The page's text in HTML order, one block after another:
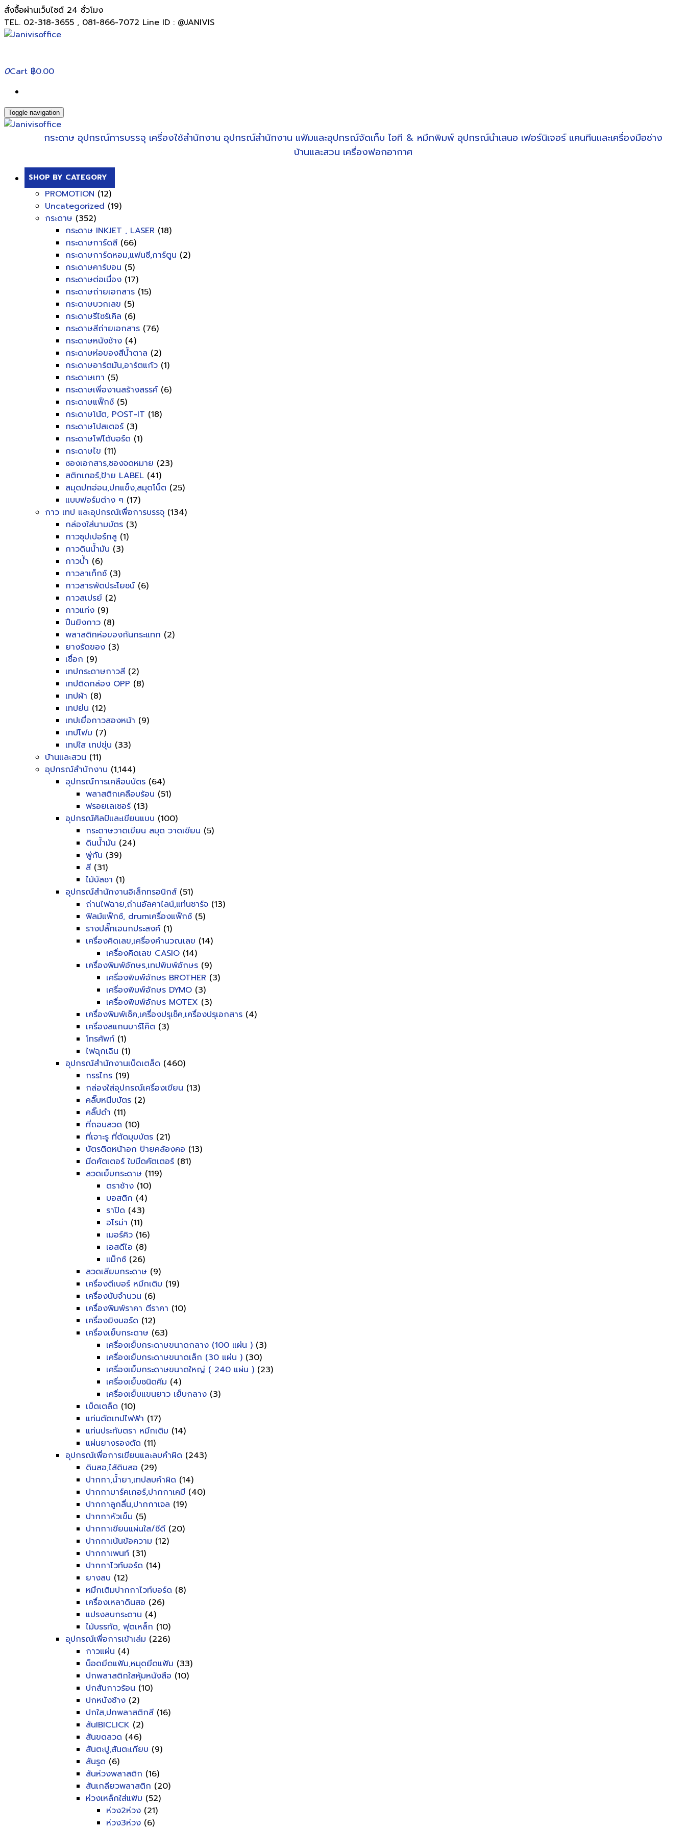
สั่งซื้อผ่านเว็บไซต์ 24 ชั่วโมง
TEL. 02-318-3655 , 081-866-7072 Line ID : @JANIVIS
0Cart ฿0.00
Toggle navigation
กระดาษ อุปกรณ์การบรรจุ เครื่องใช้สำนักงาน อุปกรณ์สำนักงาน แฟ้มและอุปกรณ์จัดเก็บ ไอที & หมึกพิมพ์ อุปกรณ์นำเสนอ เฟอร์นิเจอร์ แคนทีนและเครื่องมือช่าง
บ้านและสวน เครื่องฟอกอากาศ
SHOP BY CATEGORY
PROMOTION (12)
Uncategorized (19)
กระดาษ (352)
กระดาษ INKJET , LASER (18)
กระดาษการ์ดสี (66)
กระดาษการ์ดหอม,แฟนซี,การ์ตูน (2)
กระดาษคาร์บอน (5)
กระดาษต่อเนื่อง (17)
กระดาษถ่ายเอกสาร (15)
กระดาษบวกเลข (5)
กระดาษรีไซร์เคิล (6)
กระดาษสีถ่ายเอกสาร (76)
กระดาษหนังช้าง (4)
กระดาษห่อของสีน้ำตาล (2)
กระดาษอาร์ตมัน,อาร์ตแก้ว (1)
กระดาษเทา (5)
กระดาษเพื่องานสร้างสรรค์ (6)
กระดาษแฟ็กซ์ (5)
กระดาษโน้ต, POST-IT (18)
กระดาษโปสเตอร์ (3)
กระดาษโฟโต้บอร์ด (1)
กระดาษไข (11)
ซองเอกสาร,ซองจดหมาย (23)
สติกเกอร์,ป้าย LABEL (41)
สมุดปกอ่อน,ปกแข็ง,สมุดโน็ต (25)
แบบฟอร์มต่าง ๆ (17)
กาว เทป และอุปกรณ์เพื่อการบรรจุ (134)
กล่องใส่นามบัตร (3)
กาวซุปเปอร์กลู (1)
กาวดินน้ำมัน (3)
กาวน้ำ (6)
กาวลาเท็กซ์ (3)
กาวสารพัดประโยชน์ (6)
กาวสเปรย์ (2)
กาวแท่ง (9)
ปืนยิงกาว (8)
พลาสติกห่อของกันกระแทก (2)
ยางรัดของ (3)
เชื่อก (9)
เทปกระดาษกาวสี (2)
เทปติดกล่อง OPP (8)
เทปผ้า (8)
เทปย่น (12)
เทปเยื่อกาวสองหน้า (9)
เทปโฟม (7)
เทปใส เทปขุ่น (33)
บ้านและสวน (11)
อุปกรณ์สำนักงาน (1,144)
อุปกรณ์การเคลือบบัตร (64)
พลาสติกเคลือบร้อน (51)
ฟรอยเลเซอร์ (13)
อุปกรณ์ศิลป์และเขียนแบบ (100)
กระดาษวาดเขียน สมุด วาดเขียน (5)
ดินน้ำมัน (24)
พู่กัน (39)
สี (31)
ไม้บัลชา (1)
อุปกรณ์สำนักงานอิเล็กทรอนิกส์ (51)
ถ่านไฟฉาย,ถ่านอัลคาไลน์,แท่นชาร์จ (13)
ฟิลม์แฟ็กซ์, drumเครื่องแฟ็กซ์ (5)
รางปลั๊กเอนกประสงค์ (1)
เครื่องคิดเลข,เครื่องคำนวณเลข (14)
เครื่องคิดเลข CASIO (14)
เครื่องพิมพ์อักษร,เทปพิมพ์อักษร (9)
เครื่องพิมพ์อักษร BROTHER (3)
เครื่องพิมพ์อักษร DYMO (3)
เครื่องพิมพ์อักษร MOTEX (3)
เครื่องพิมพ์เช็ค,เครื่องปรุเช็ค,เครื่องปรุเอกสาร (4)
เครื่องสแกนบาร์โค๊ต (3)
โทรศัพท์ (1)
ไฟฉุกเฉิน (1)
อุปกรณ์สำนักงานเบ็ดเตล็ด (460)
กรรไกร (19)
กล่องใส่อุปกรณ์เครื่องเขียน (13)
คลิ๊บหนีบบัตร (2)
คลิ๊ปดำ (11)
ที่ถอนลวด (10)
ที่เจาะรู ที่ตัดมุมบัตร (21)
บัตรติดหน้าอก ป้ายคล้องคอ (13)
มีดคัตเตอร์ ใบมีดคัตเตอร์ (81)
ลวดเย็บกระดาษ (119)
ตราช้าง (10)
บอสติก (4)
ราปิด (43)
อโรม่า (11)
เมอร์คิว (16)
เอสดีไอ (8)
แม็กซ์ (26)
ลวดเสียบกระดาษ (9)
เครื่องตีเบอร์ หมึกเติม (19)
เครื่องนับจำนวน (6)
เครื่องพิมพ์ราคา ตีราคา (10)
เครื่องยิงบอร์ด (12)
เครื่องเย็บกระดาษ (63)
เครื่องเย็บกระดาษขนาดกลาง (100 แผ่น ) (3)
เครื่องเย็บกระดาษขนาดเล็ก (30 แผ่น ) (30)
เครื่องเย็บกระดาษขนาดใหญ่ ( 240 แผ่น ) (23)
เครื่องเย็บชนิดคีม (4)
เครื่องเย็บแขนยาว เย็บกลาง (3)
เบ็ดเตล็ด (10)
แท่นตัดเทปไฟฟ้า (17)
แท่นประทับตรา หมึกเติม (14)
แผ่นยางรองตัด (11)
อุปกรณ์เพื่อการเขียนและลบคำผิด (243)
ดินสอ,ไส้ดินสอ (29)
ปากกา,น้ำยา,เทปลบคำผิด (14)
ปากกามาร์คเกอร์,ปากกาเคมี (40)
ปากกาลูกลื่น,ปากกาเจล (19)
ปากกาหัวเข็ม (5)
ปากกาเขียนแผ่นใส/ซีดี (20)
ปากกาเน้นข้อความ (12)
ปากกาเพนท์ (31)
ปากกาไวท์บอร์ด (14)
ยางลบ (12)
หมึกเติมปากกาไวท์บอร์ด (8)
เครื่องเหลาดินสอ (26)
แปรงลบกระดาน (4)
ไม้บรรทัด, ฟุตเหล็ก (10)
อุปกรณ์เพื่อการเข้าเล่ม (226)
กาวแผ่น (4)
น็อดยึดแฟ้ม,หมุดยึดแฟ้ม (33)
ปกพลาสติกใสหุ้มหนังสือ (10)
ปกสันกาวร้อน (10)
ปกหนังช้าง (2)
ปกใส,ปกพลาสติกสี (16)
สันIBICLICK (2)
สันขดลวด (46)
สันตะปู,สันตะเกียบ (9)
สันรูด (6)
สันห่วงพลาสติก (16)
สันเกลียวพลาสติก (20)
ห่วงเหล็กใส่แฟ้ม (52)
ห่วง2ห่วง (21)
ห่วง3ห่วง (6)